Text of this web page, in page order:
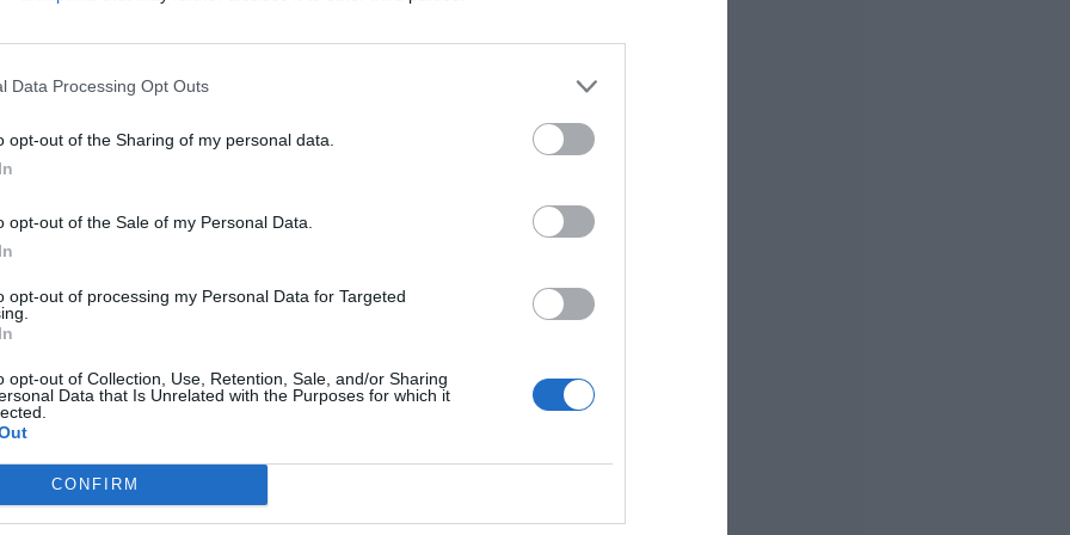
Data Processing Opt Outs
opt-out of the Sharing of my personal data.
opt-out of the Sale of my Personal Data.
opt-out of processing my Personal Data for Targeted
opt-out of Collection, Use, Retention, Sale, and/or Sharing
Data that Is Unrelated with the Purposes for which it
CONFIRM
fuente preferida de Google de forma gratuita.
han sido detenidos como presuntos autores
en las localidades
del Mar.
Plan Turismo Seguro
varios avisos por presuntos hechos
según ha informado este miércoles
hurto en una zona de afluencia
de un paquete a un repartidor.
esta vez por otro presunto hurto registrado
del Mar.